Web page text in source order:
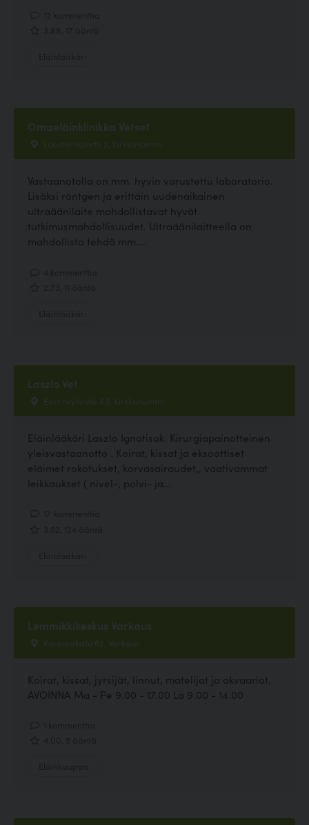
Omaeläinklinikka Vetset
Luostarinportti 2, Kirkkonummi
Vastaanotolla on mm. hyvin varustettu laboratorio.
Lisäksi röntgen ja erittäin uudenaikainen
ultraäänilaite mahdollistavat hyvät
tutkimusmahdollisuudet. Ultraäänilaitteella on
mahdollista tehdä mm....
Laszlo Vet
Eestinkyläntie 89, Kirkkonummi
Eläinlääkäri Laszlo Ignatisak. Kirurgiapainotteinen
yleisvastaanotto . Koirat, kissat ja eksoottiset
eläimet rokotukset, korvasairaudet,, vaativammat
leikkaukset ( nivel-, polvi- ja...
Lemmikkikeskus Varkaus
Kauppakatu 62, Varkaus
Koirat, kissat, jyrsijät, linnut, matelijat ja akvaariot.
AVOINNA Ma - Pe 9.00 - 17.00 La 9.00 - 14.00